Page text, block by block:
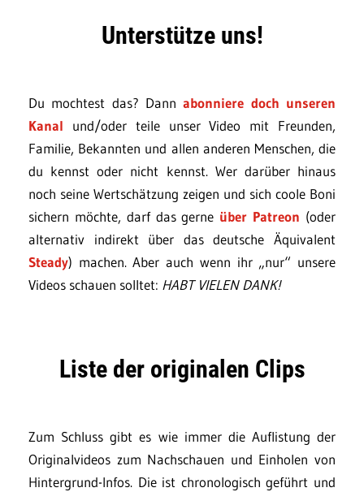
Unterstütze uns!
Du mochtest das? Dannabonniere doch unseren
Kanal und/oder teile unser Video mit Freunden,
Familie, Bekannten und allen anderen Menschen, die
du kennst oder nicht kennst. Wer darüber hinaus
noch seine Wertschätzung zeigen und sich coole Boni
sichern möchte, darf das gerne über Patreon (oder
alternativ indirekt über das deutsche Äquivalent
Steady) machen. Aber auch wenn ihr „nur“ unsere
Videos schauen solltet: HABT VIELEN DANK!
Liste der originalen Clips
Zum Schluss gibt es wie immer die Auflistung der
Originalvideos zum Nachschauen und Einholen von
Hintergrund-Infos. Die ist chronologisch geführt und